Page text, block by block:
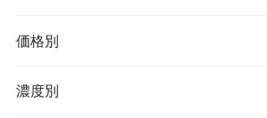
価格別
濃度別